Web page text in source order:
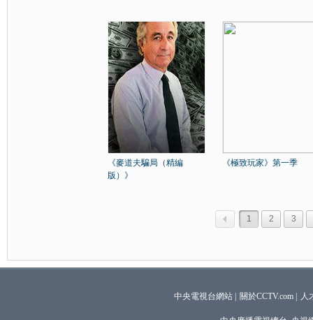
《麥道夫騙局（精編
版）》
《極致玩家》第一季
1 2 3
中央電視台網站 關於CCTV.com 人